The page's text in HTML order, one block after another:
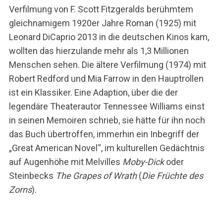
Verfilmung von F. Scott Fitzgeralds berühmtem
gleichnamigem 1920er Jahre Roman (1925) mit
Leonard DiCaprio 2013 in die deutschen Kinos kam,
wollten das hierzulande mehr als 1,3 Millionen
Menschen sehen. Die ältere Verfilmung (1974) mit
Robert Redford und Mia Farrow in den Hauptrollen
ist ein Klassiker. Eine Adaption, über die der
legendäre Theaterautor Tennessee Williams einst
in seinen Memoiren schrieb, sie hätte für ihn noch
das Buch übertroffen, immerhin ein Inbegriff der
„Great American Novel“, im kulturellen Gedächtnis
auf Augenhöhe mit Melvilles Moby-Dickoder
Steinbecks The Grapes of Wrath(Die Früchte des
Zorns).